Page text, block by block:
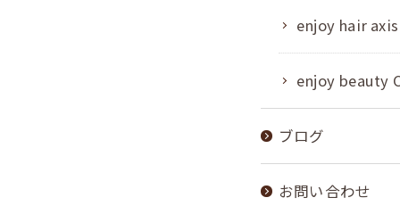
enjoy hair axis
enjoy beauty
ブログ
お問い合わせ